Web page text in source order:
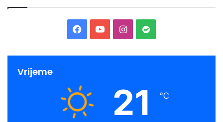
Facebook
YouTubeInstagram
Spotify
Vrijeme
21 ℃